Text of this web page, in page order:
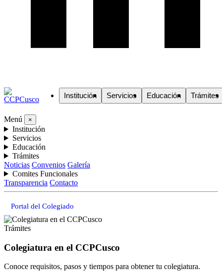
Institución Servicios Educación Trámites
Menú ×
Institución
Servicios
Educación
Trámites
Noticias Convenios Galería
Comites Funcionales
Transparencia Contacto
Portal del Colegiado
Trámites
Colegiatura en el CCPCusco
Conoce requisitos, pasos y tiempos para obtener tu colegiatura.